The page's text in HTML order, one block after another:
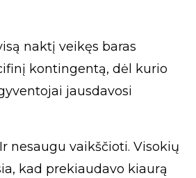
naktį veikęs baras
kontingentą, dėl kurio
jausdavosi
nesaugu vaikščioti. Visokių
kad prekiaudavo kiaurą